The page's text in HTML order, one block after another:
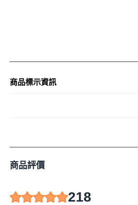
商品標示資訊
商品評價
218